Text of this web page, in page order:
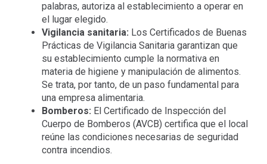
palabras, autoriza al establecimiento a operar en
el lugar elegido.
Vigilancia sanitaria: Los Certificados de Buenas
Prácticas de Vigilancia Sanitaria garantizan que
su establecimiento cumple la normativa en
materia de higiene y manipulación de alimentos.
Se trata, por tanto, de un paso fundamental para
una empresa alimentaria.
Bomberos: El Certificado de Inspección del
Cuerpo de Bomberos (AVCB) certifica que el local
reúne las condiciones necesarias de seguridad
contra incendios.